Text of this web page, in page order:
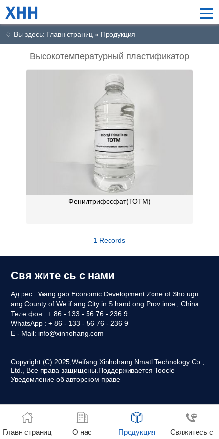
♢ Вы здесь: Главн страниц » Продукция
Высокотемпературный пластификатор
Фенилтрифосфат(ТОТМ)
1 Records
Свя жите сь с нами
Ад рес : Wang gao Economic Development Zone of Sho ugu
ang County of We if ang City in S hand ong Prov ince , China
Теле фон : + 86 - 133 - 56 76 - 236 9
WhatsApp : + 86 - 133 - 56 76 - 236 9
E - Mail: info@xinhohang.com
Copyright (C) 2025,Weifang Xinhohang Nmatl Technology Co.,
Ltd.,
Все права защищены. Поддерживается Toocle
Уведомление об авторском праве
Главн страниц О нас Продукция Свяжитесь с